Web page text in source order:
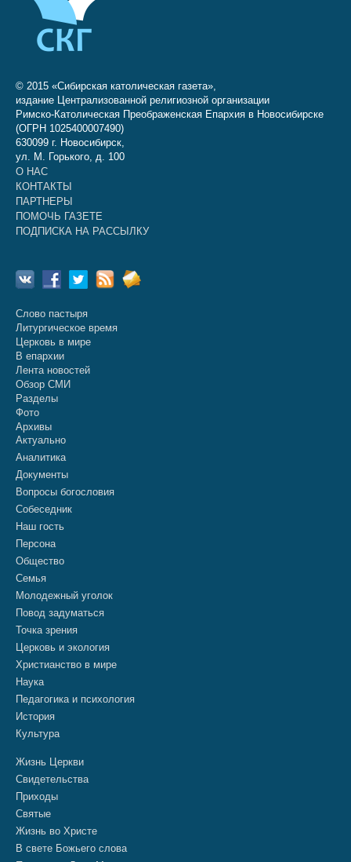
© 2015 «Сибирская католическая газета»,
издание Централизованной религиозной организации
Римско-Католическая Преображенская Епархия в Новосибирске
(ОГРН 1025400007490)
630099 г. Новосибирск,
ул. М. Горького, д. 100
О НАС
КОНТАКТЫ
ПАРТНЕРЫ
ПОМОЧЬ ГАЗЕТЕ
ПОДПИСКА НА РАССЫЛКУ
Слово пастыря
Литургическое время
Церковь в мире
В епархии
Лента новостей
Обзор СМИ
Разделы
Фото
Архивы
Актуально
Аналитика
Документы
Вопросы богословия
Собеседник
Наш гость
Персона
Общество
Семья
Молодежный уголок
Повод задуматься
Точка зрения
Церковь и экология
Христианство в мире
Наука
Педагогика и психология
История
Культура
Жизнь Церкви
Свидетельства
Приходы
Святые
Жизнь во Христе
В свете Божьего слова